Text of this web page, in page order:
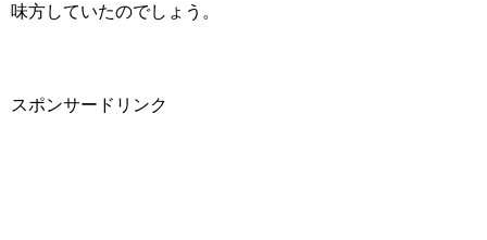
味方していたのでしょう。
スポンサードリンク